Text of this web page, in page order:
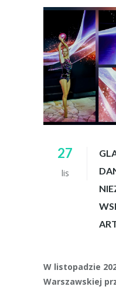
27
lis
W listopadzie
Warszawskiej